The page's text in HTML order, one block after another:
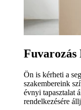
Fuvarozás
Ön is kérheti a
szakembereink
évnyi tapasztalat
rendelkezésére